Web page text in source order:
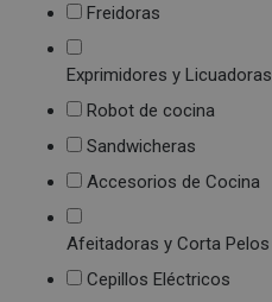
Freidoras
Exprimidores y Licuadoras
Robot de cocina
Sandwicheras
Accesorios de Cocina
Afeitadoras y Corta Pelos
Cepillos Eléctricos